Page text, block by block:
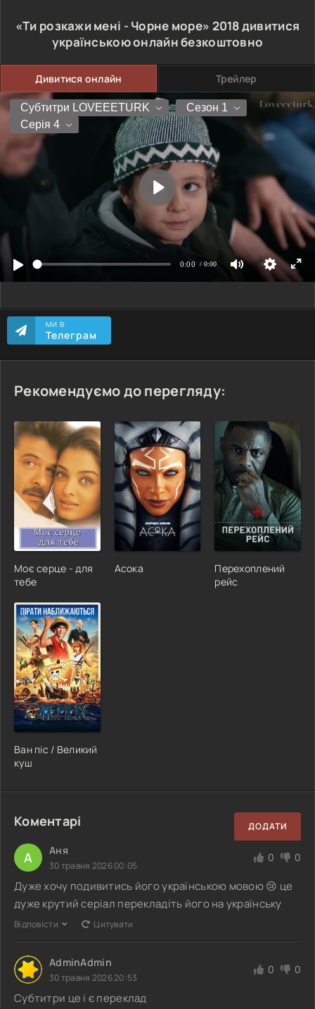
«Ти розкажи мені - Чорне море» 2018дивитися
українською онлайн безкоштовно
Дивитися онлайн Трейлер
МИ В
Телеграм
Рекомендуємо до перегляду:
Моє серце - для
тебе
Асока
Перехоплений
рейс
Ван піс / Великий
куш
Коментарі ДОДАТИ
А Аня
30 травня 2026 00:05
0 0
Дуже хочу подивитись його українською мовою 😢 це
дуже крутий серіал перекладіть його на українську
Відповісти Цитувати
AdminAdmin
30 травня 2026 20:53
0 0
Субтитри це і є переклад